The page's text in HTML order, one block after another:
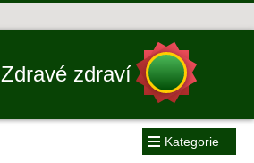
Zdravé zdraví
≡ Kategorie